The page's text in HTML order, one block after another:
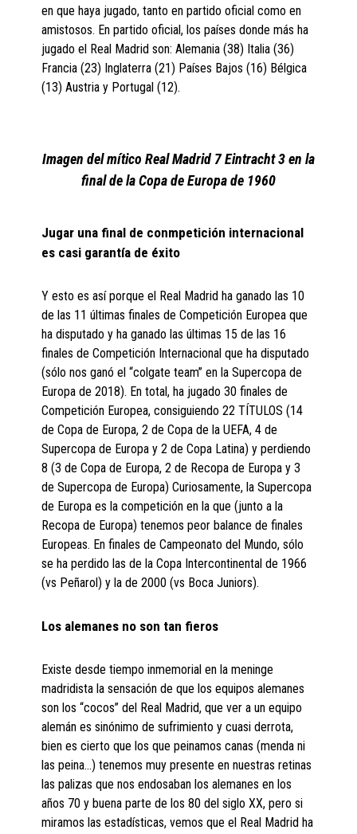
en que haya jugado, tanto en partido oficial como en
amistosos. En partido oficial, los países donde más ha
jugado el Real Madrid son: Alemania (38) Italia (36)
Francia (23) Inglaterra (21) Países Bajos (16) Bélgica
(13) Austria y Portugal (12).
Imagen del mítico Real Madrid 7 Eintracht 3 en la
final de la Copa de Europa de 1960
Jugar una final de conmpetición internacional
es casi garantía de éxito
Y esto es así porque el Real Madrid ha ganado las 10
de las 11 últimas finales de Competición Europea que
ha disputado y ha ganado las últimas 15 de las 16
finales de Competición Internacional que ha disputado
(sólo nos ganó el “colgate team” en la Supercopa de
Europa de 2018). En total, ha jugado 30 finales de
Competición Europea, consiguiendo 22 TÍTULOS (14
de Copa de Europa, 2 de Copa de la UEFA, 4 de
Supercopa de Europa y 2 de Copa Latina) y perdiendo
8 (3 de Copa de Europa, 2 de Recopa de Europa y 3
de Supercopa de Europa) Curiosamente, la Supercopa
de Europa es la competición en la que (junto a la
Recopa de Europa) tenemos peor balance de finales
Europeas. En finales de Campeonato del Mundo, sólo
se ha perdido las de la Copa Intercontinental de 1966
(vs Peñarol) y la de 2000 (vs Boca Juniors).
Los alemanes no son tan fieros
Existe desde tiempo inmemorial en la meninge
madridista la sensación de que los equipos alemanes
son los “cocos” del Real Madrid, que ver a un equipo
alemán es sinónimo de sufrimiento y cuasi derrota,
bien es cierto que los que peinamos canas (menda ni
las peina…) tenemos muy presente en nuestras retinas
las palizas que nos endosaban los alemanes en los
años 70 y buena parte de los 80 del siglo XX, pero si
miramos las estadísticas, vemos que el Real Madrid ha